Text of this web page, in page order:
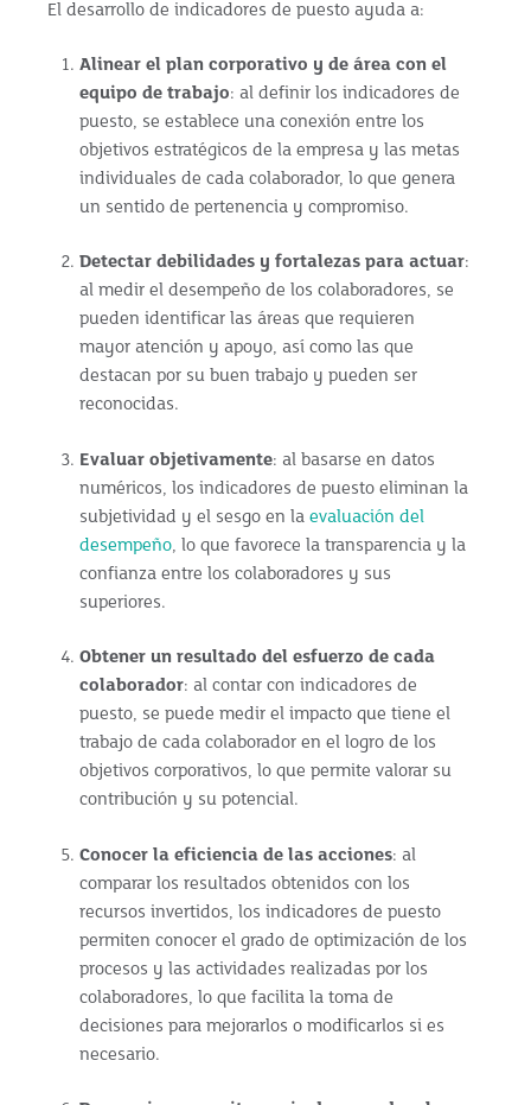
El desarrollo de indicadores de puesto ayuda a:
Alinear el plan corporativo y de área con el
equipo de trabajo: al definir los indicadores de
puesto, se establece una conexión entre los
objetivos estratégicos de la empresa y las metas
individuales de cada colaborador, lo que genera
un sentido de pertenencia y compromiso.
Detectar debilidades y fortalezas para actuar:
al medir el desempeño de los colaboradores, se
pueden identificar las áreas que requieren
mayor atención y apoyo, así como las que
destacan por su buen trabajo y pueden ser
reconocidas.
Evaluar objetivamente: al basarse en datos
numéricos, los indicadores de puesto eliminan la
subjetividad y el sesgo en laevaluación del
desempeño, lo que favorece la transparencia y la
confianza entre los colaboradores y sus
superiores.
Obtener un resultado del esfuerzo de cada
colaborador: al contar con indicadores de
puesto, se puede medir el impacto que tiene el
trabajo de cada colaborador en el logro de los
objetivos corporativos, lo que permite valorar su
contribución y su potencial.
Conocer la eficiencia de las acciones: al
comparar los resultados obtenidos con los
recursos invertidos, los indicadores de puesto
permiten conocer el grado de optimización de los
procesos y las actividades realizadas por los
colaboradores, lo que facilita la toma de
decisiones para mejorarlos o modificarlos si es
necesario.